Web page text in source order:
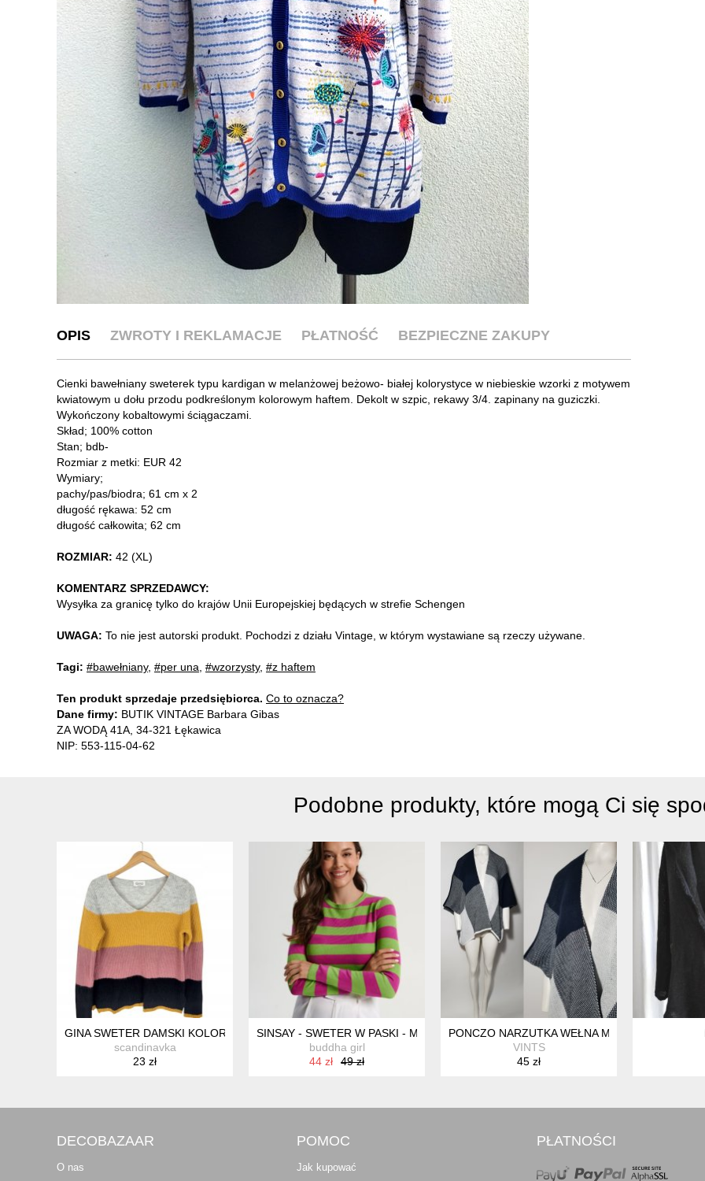
OPIS ZWROTY I REKLAMACJE PŁATNOŚĆ BEZPIECZNE ZAKUPY
Cienki bawełniany sweterek typu kardigan w melanżowej beżowo- białej kolorystyce w niebieskie wzorki z motywem
kwiatowym u dołu przodu podkreślonym kolorowym haftem. Dekolt w szpic, rekawy 3/4. zapinany na guziczki.
Wykończony kobaltowymi ściągaczami.
Skład; 100% cotton
Stan; bdb-
Rozmiar z metki: EUR 42
Wymiary;
pachy/pas/biodra; 61 cm x 2
długość rękawa: 52 cm
długość całkowita; 62 cm
ROZMIAR: 42 (XL)
KOMENTARZ SPRZEDAWCY:
Wysyłka za granicę tylko do krajów Unii Europejskiej będących w strefie Schengen
UWAGA: To nie jest autorski produkt. Pochodzi z działu Vintage, w którym wystawiane są rzeczy używane.
Tagi: #bawełniany, #per una #wzorzysty, #z haftem
Ten produkt sprzedaje przedsiębiorca. Co to oznacza?
Dane firmy: BUTIK VINTAGE Barbara Gibas
ZA WODĄ 41A, 34-321 Łękawica
NIP: 553-115-04-62
Podobne produkty, które mogą Ci się
GINA SWETER DAMSKI KOLORY S (34/36)
scandinavka
23 zł
SINSAY - SWETER W PASKI - M
buddha girl
44 zł
49 zł
PONCZO NARZUTKA WEŁNA MOHER KRATA
VINTS
45 zł
DECOBAZAAR
O nas
POMOC
Jak kupować
PŁATNOŚCI